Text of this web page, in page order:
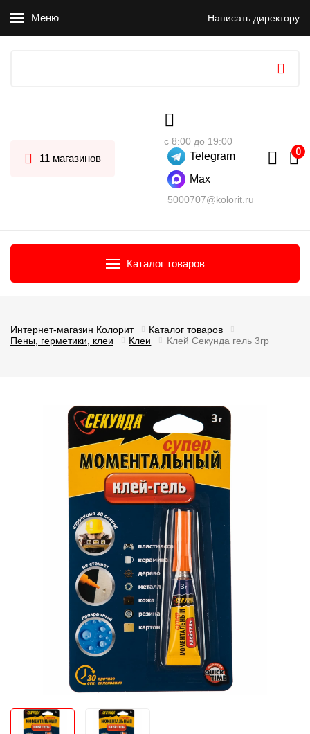
Меню Написать директору
11 магазинов
с 8:00 до 19:00
Telegram
Max
5000707@kolorit.ru
Каталог товаров
Интернет-магазин Колорит
Каталог товаров
Пены, герметики, клеи
Клеи Клей Секунда гель 3гр